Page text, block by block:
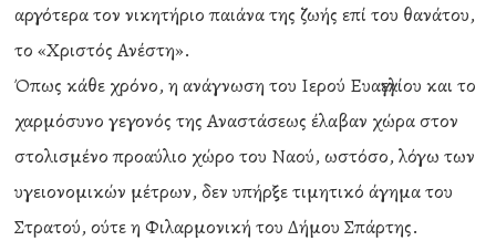
αργότερα τον νικητήριο παιάνα της ζωής επί του θανάτου,
το «Χριστός Ανέστη».
Όπως κάθε χρόνο, η ανάγνωση του Ιερού Ευαγγελίου και το
χαρμόσυνο γεγονός της Αναστάσεως έλαβαν χώρα στον
στολισμένο προαύλιο χώρο του Ναού, ωστόσο, λόγω των
υγειονομικών μέτρων, δεν υπήρξε τιμητικό άγημα του
Στρατού, ούτε η Φιλαρμονική του Δήμου Σπάρτης.